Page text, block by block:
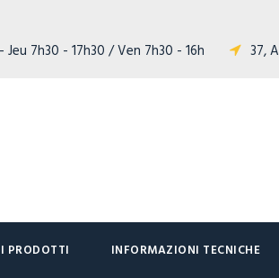
Jeu 7h30 - 17h30 / Ven 7h30 - 16h 37,
PRODOTTI INFORMAZIONI TECNICHE